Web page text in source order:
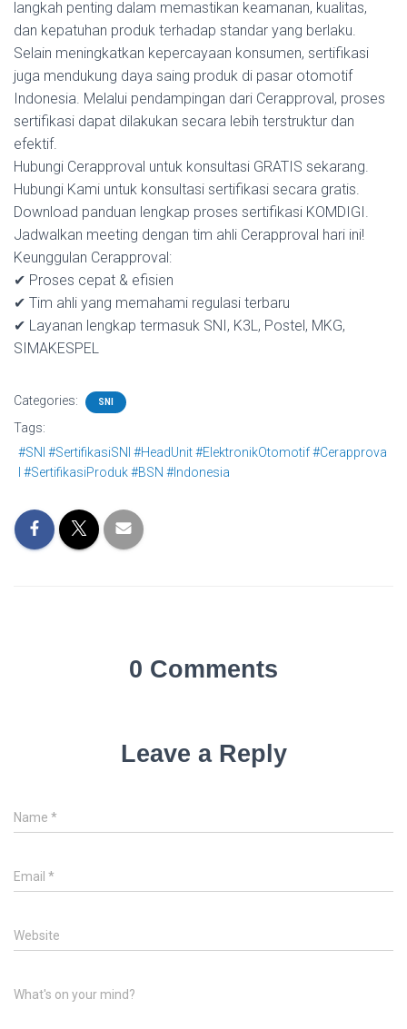
langkah penting dalam memastikan keamanan, kualitas,
dan kepatuhan produk terhadap standar yang berlaku.
Selain meningkatkan kepercayaan konsumen, sertifikasi
juga mendukung daya saing produk di pasar otomotif
Indonesia. Melalui pendampingan dari Cerapproval, proses
sertifikasi dapat dilakukan secara lebih terstruktur dan
efektif.
Hubungi Cerapproval untuk konsultasi GRATIS sekarang.
Hubungi Kami untuk konsultasi sertifikasi secara gratis.
Download panduan lengkap proses sertifikasi KOMDIGI.
Jadwalkan meeting dengan tim ahli Cerapproval hari ini!
Keunggulan Cerapproval:
✔ Proses cepat & efisien
✔ Tim ahli yang memahami regulasi terbaru
✔ Layanan lengkap termasuk SNI, K3L, Postel, MKG,
SIMAKESPEL
Categories: SNI
Tags:
#SNI #SertifikasiSNI #HeadUnit #ElektronikOtomotif #Cerapprova
l #SertifikasiProduk #BSN #Indonesia
0 Comments
Leave a Reply
Name *
Email *
Website
What's on your mind?